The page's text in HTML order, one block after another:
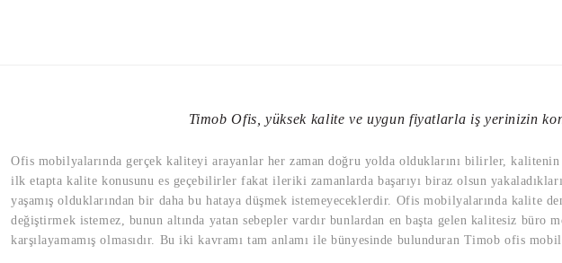
Timob Ofis, yüksek kalite ve uygun fiyatlarla iş yerinizin
Ofis mobilyalarında gerçek kaliteyi arayanlar her zaman doğru yolda olduklarını bilirler, kalitenin
ilk etapta kalite konusunu es geçebilirler fakat ileriki zamanlarda başarıyı biraz olsun
yaşamış olduklarından bir daha bu hataya düşmek istemeyeceklerdir. Ofis mobilyalarında
değiştirmek istemez, bunun altında yatan sebepler vardır bunlardan en başta gelen kalitesiz
karşılayamamış olmasıdır. Bu iki kavramı tam anlamı ile bünyesinde bulunduran Timob ofis